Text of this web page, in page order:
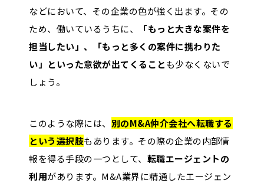
などにおいて、その企業の色が強く出ます。その
ため、働いているうちに、
「もっと大きな案件を
担当したい」、「もっと多くの案件に携わりた
い」といった意欲が出てくることも少なくないで
しょう。
このような際には、 別のM&A仲介会社へ転職する
という選択肢もあります。その際の企業の内部情
報を得る手段の一つとして、 転職エージェントの
利用があります。M&A業界に精通したエージェン